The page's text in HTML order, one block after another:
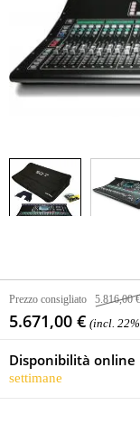
Prezzo consigliato 5.816,00 €
5.671,00 € (incl.
Disponibilità online
settimane